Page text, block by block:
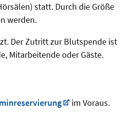
statt. Durch die Größe
werden.
Der Zutritt zur Blutspende ist
Mitarbeitende oder Gäste.
im Voraus.